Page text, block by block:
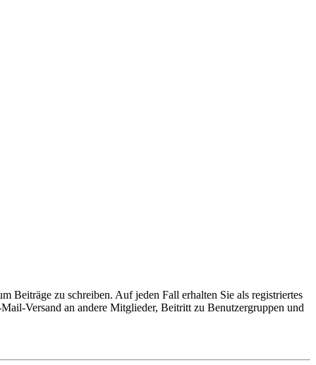
Beiträge zu schreiben. Auf jeden Fall erhalten Sie als registriertes
Versand an andere Mitglieder, Beitritt zu Benutzergruppen und